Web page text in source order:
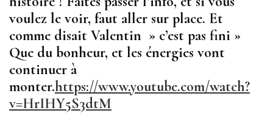
voulez le voir, faut aller sur place. Et
comme disait Valentin » c’est pas fini »
Que du bonheur, et les énergies vont
continuer à
monter.https://www.youtube.com/watch?
v=HrIHY5S3dtM